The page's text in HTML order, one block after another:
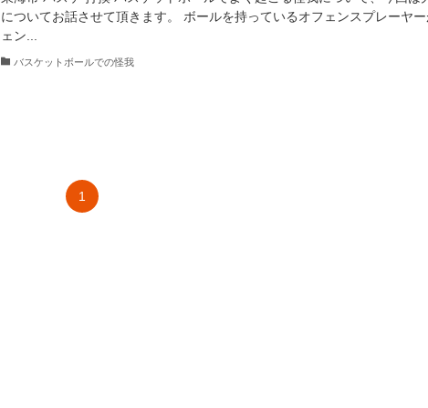
についてお話させて頂きます。 ボールを持っているオフェンスプレーヤ
ェン...
バスケットボールでの怪我
1